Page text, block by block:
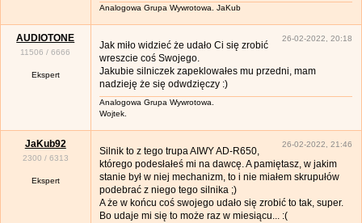
Analogowa Grupa Wywrotowa. JaKub
AUDIOTONE
11506 /6666
Ekspert
26-02-2022, 20:18
Jak miło widzieć że udało Ci się zrobić
wreszcie coś Swojego.
Jakubie silniczek zapeklowałes mu przedni, mam
nadzieję że się odwdzięczy :)
Analogowa Grupa Wywrotowa.
Wojtek.
JaKub92
2300 / 6313
Ekspert
26-02-2022, 21:46
Silnik to z tego trupa AIWY AD-R650,
którego podesłałeś mi na dawcę. A pamiętasz, w jakim
stanie był w niej mechanizm, to i nie miałem skrupułów
podebrać z niego tego silnika ;)
A że w końcu coś swojego udało się zrobić to tak, super.
Bo udaje mi się to może raz w miesiącu... :(